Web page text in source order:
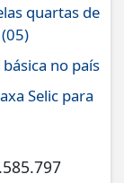
quartas de
no país
Selic para